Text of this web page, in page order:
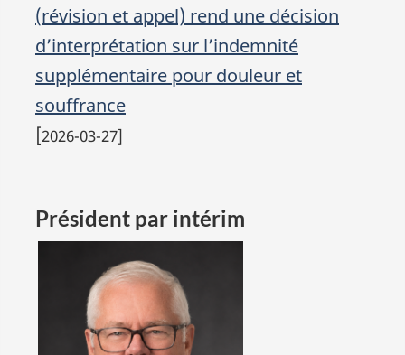
(révision et appel) rend une décision
d’interprétation sur l’indemnité
supplémentaire pour douleur et
souffrance
[2026-03-27]
Président par intérim